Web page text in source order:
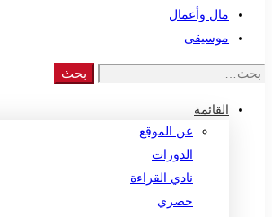
مال وأعمال
موسيقى
Search
بحث
القائمة
عن الموقع
الدورات
نادي القراءة
حصري